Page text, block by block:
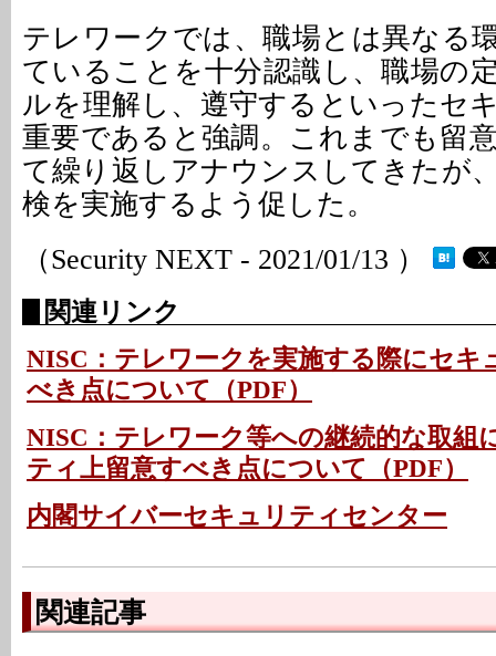
テレワークでは、職場とは異なる
ていることを十分認識し、職場の
ルを理解し、遵守するといったセ
重要であると強調。これまでも留
て繰り返しアナウンスしてきたが
検を実施するよう促した。
（Security NEXT - 2021/01/13 ）
関連リンク
NISC：テレワークを実施する際にセキ
べき点について（PDF）
NISC：テレワーク等への継続的な取組
ティ上留意すべき点について（PDF）
内閣サイバーセキュリティセンター
関連記事